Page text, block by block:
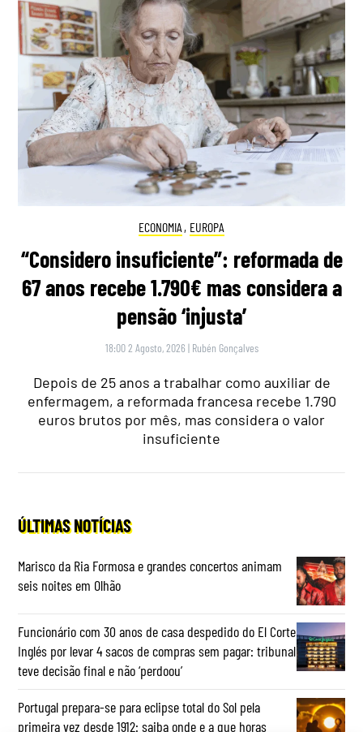
ECONOMIA , EUROPA
“Considero insuficiente”: reformada de
67 anos recebe 1.790€ mas considera a
pensão ‘injusta’
18:00 2 Agosto, 2026 | Rubén Gonçalves
Depois de 25 anos a trabalhar como auxiliar de
enfermagem, a reformada francesa recebe 1.790
euros brutos por mês, mas considera o valor
insuficiente
ÚLTIMAS NOTÍCIAS
Marisco da Ria Formosa e grandes concertos animam
seis noites em Olhão
Funcionário com 30 anos de casa despedido do El Corte
Inglés por levar 4 sacos de compras sem pagar: tribunal
teve decisão final e não ‘perdoou’
Portugal prepara-se para eclipse total do Sol pela
primeira vez desde 1912: saiba onde e a que horas